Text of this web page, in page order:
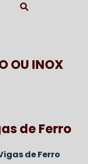
OU INOX
de Ferro
de Ferro